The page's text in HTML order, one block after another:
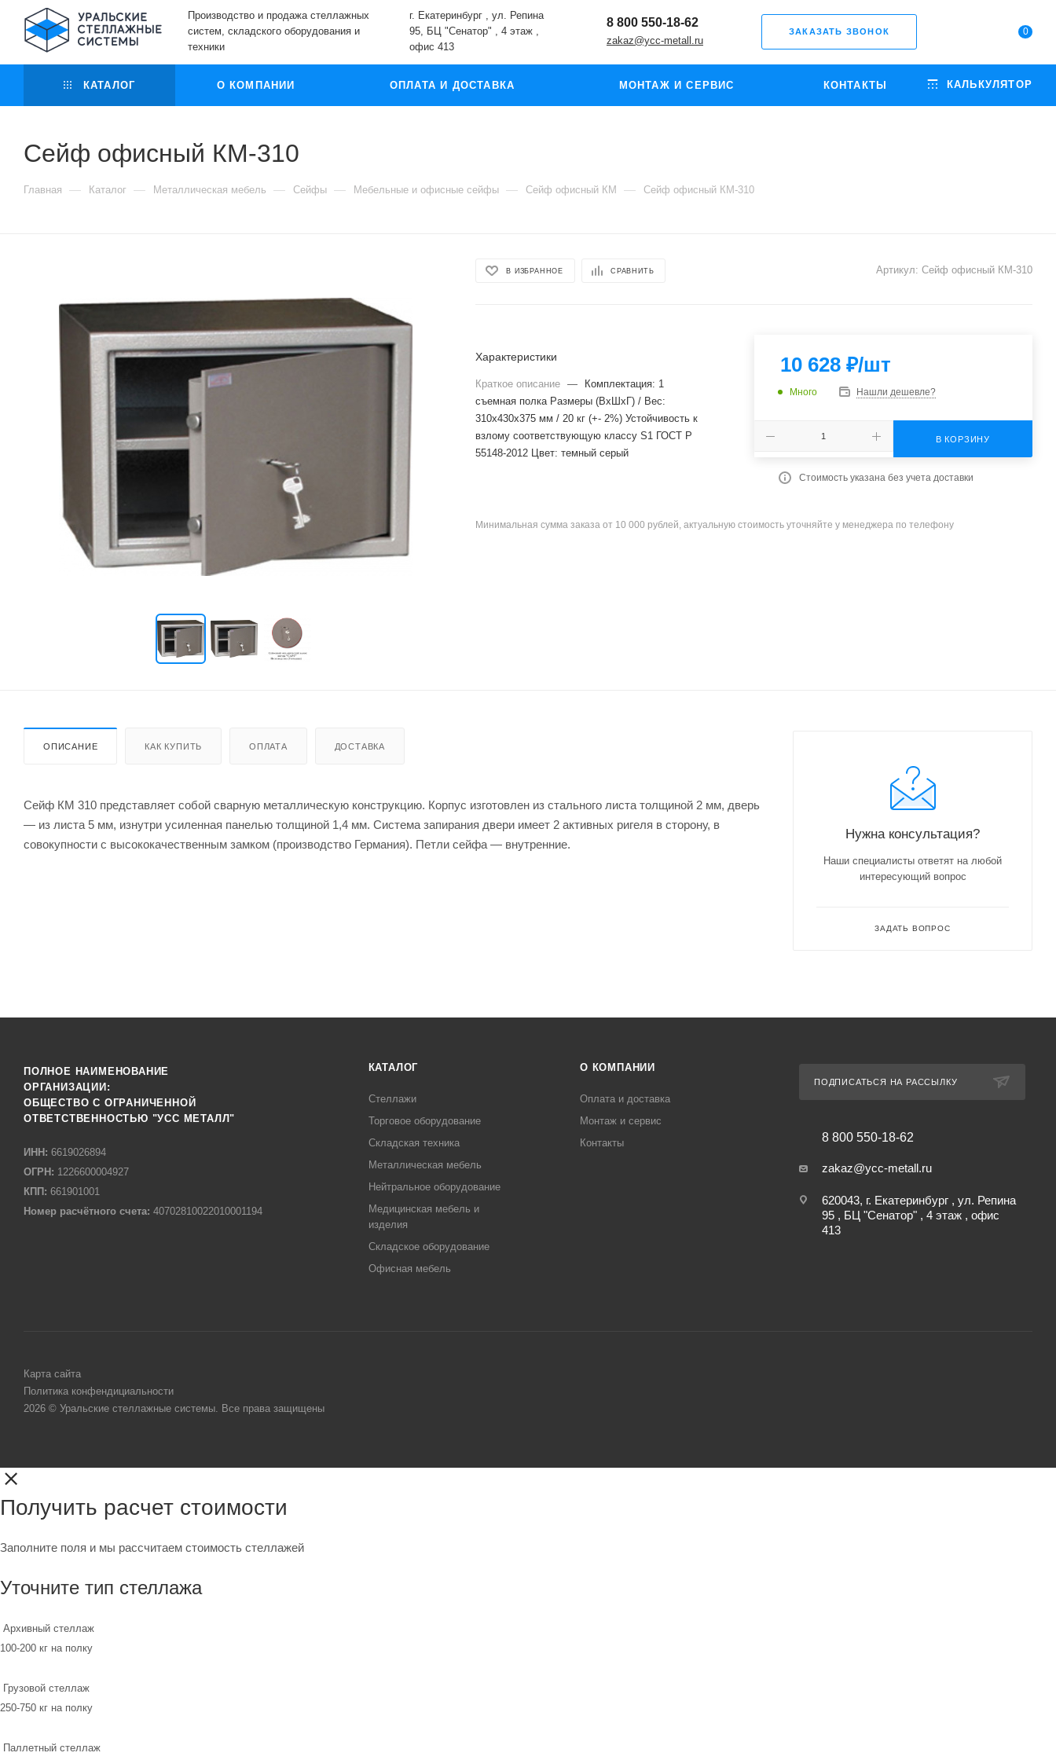
Производство и продажа стеллажных
систем, складского оборудования и
техники
г. Екатеринбург , ул. Репина
95, БЦ "Сенатор" , 4 этаж ,
офис 413
8 800 550-18-62
zakaz@ycc-metall.ru
ЗАКАЗАТЬ ЗВОНОК 0
КАТАЛОГ О КОМПАНИИ ОПЛАТА И ДОСТАВКА МОНТАЖ И СЕРВИС КОНТАКТЫ КАЛЬКУЛЯТОР
Сейф офисный КМ-310
Главная — Каталог — Металлическая мебель — Сейфы — Мебельные и офисные сейфы — Сейф офисный КМ — Сейф офисный КМ-310
В ИЗБРАННОЕ СРАВНИТЬ Артикул: Сейф офисный КМ-310
Характеристики
Краткое описание —
Комплектация: 1
съемная полка Размеры (ВхШхГ) / Вес:
310x430x375 мм / 20 кг (+- 2%) Устойчивость к
взлому соответству­ющую классу S1 ГОСТ Р
55148-2012 Цвет: темный серый
10 628₽/шт
Много Нашли дешевле?
В КОРЗИНУ
Стоимость указана без учета доставки
Минимальная сумма заказа от 10 000 рублей, актуальную стоимость уточняйте у менеджера по телефону
ОПИСАНИЕ КАК КУПИТЬ ОПЛАТА ДОСТАВКА
Сейф КМ 310 представляет собой сварную металлическую конструкцию. Корпус изготовлен из стального листа толщиной 2 мм, дверь
— из листа 5 мм, изнутри усиленная панелью толщиной 1,4 мм. Система запирания двери имеет 2 активных ригеля в сторону, в
совокупности с высококачественным замком (производство Германия). Петли сейфа — внутренние.
Нужна консультация?
Наши специалисты ответят на любой
интересующий вопрос
ЗАДАТЬ ВОПРОС
ПОЛНОЕ НАИМЕНОВАНИЕ
ОРГАНИЗАЦИИ:
ОБЩЕСТВО С ОГРАНИЧЕННОЙ
ОТВЕТСТВЕННОСТЬЮ "УСС МЕТАЛЛ"
ИНН: 6619026894
ОГРН: 1226600004927
КПП: 661901001
Номер расчётного счета: 40702810022010001194
КАТАЛОГ
Стеллажи
Торговое оборудование
Складская техника
Металлическая мебель
Нейтральное оборудование
Медицинская мебель и
изделия
Складское оборудование
Офисная мебель
О КОМПАНИИ
Оплата и доставка
Монтаж и сервис
Контакты
ПОДПИСАТЬСЯ НА РАССЫЛКУ
8 800 550-18-62
zakaz@ycc-metall.ru
620043, г. Екатеринбург , ул. Репина
95 , БЦ "Сенатор" , 4 этаж , офис
413
Карта сайта
Политика конфендициальности
2026 © Уральские стеллажные системы. Все права защищены
Получить расчет стоимости
Заполните поля и мы рассчитаем стоимость стеллажей
Уточните тип стеллажа
Архивный стеллаж
100-200 кг на полку
Грузовой стеллаж
250-750 кг на полку
Паллетный стеллаж